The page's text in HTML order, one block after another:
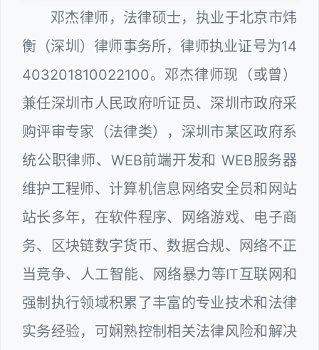
邓杰律师，法律硕士，执业于北京市炜
衡（深圳）律师事务所，律师执业证号为14
403201810022100。邓杰律师现（或曾）
兼任深圳市人民政府听证员、深圳市政府采
购评审专家（法律类），深圳市某区政府系
统公职律师、WEB前端开发和 WEB服务器
维护工程师、计算机信息网络安全员和网站
站长多年，在软件程序、网络游戏、电子商
务、区块链数字货币、数据合规、网络不正
当竞争、人工智能、网络暴力等IT互联网和
强制执行领域积累了丰富的专业技术和法律
实务经验，可娴熟控制相关法律风险和解决